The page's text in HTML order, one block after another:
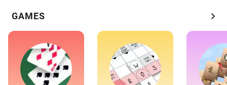
GAMES chevron_right